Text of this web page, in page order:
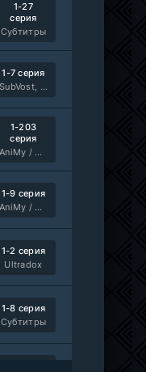
1-27
серия
Субтитры
1-7 серия
SubVost, Манипулятор
1-203
серия
AniMy / RuChiMe
1-9 серия
AniMy / RuChiMe
1-2 серия
Ultradox
1-8 серия
Субтитры